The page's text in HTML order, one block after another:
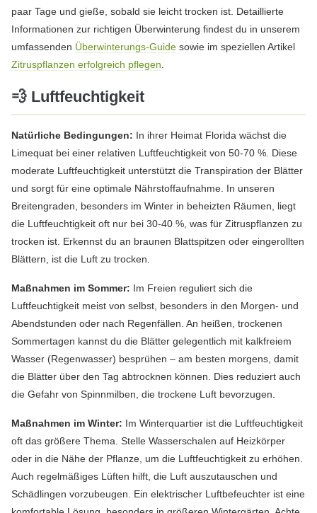
paar Tage und gieße, sobald sie leicht trocken ist. Detaillierte
Informationen zur richtigen Überwinterung findest du in unserem
umfassenden Überwinterungs-Guide sowie im speziellen Artikel
Zitruspflanzen erfolgreich pflegen
💨 Luftfeuchtigkeit
Natürliche Bedingungen: In ihrer Heimat Florida wächst die
Limequat bei einer relativen Luftfeuchtigkeit von 50-70 %. Diese
moderate Luftfeuchtigkeit unterstützt die Transpiration der Blätter
und sorgt für eine optimale Nährstoffaufnahme. In unseren
Breitengraden, besonders im Winter in beheizten Räumen, liegt
die Luftfeuchtigkeit oft nur bei 30-40 %, was für Zitruspflanzen zu
trocken ist. Erkennst du an braunen Blattspitzen oder eingerollten
Blättern, ist die Luft zu trocken.
Maßnahmen im Sommer: Im Freien reguliert sich die
Luftfeuchtigkeit meist von selbst, besonders in den Morgen- und
Abendstunden oder nach Regenfällen. An heißen, trockenen
Sommertagen kannst du die Blätter gelegentlich mit kalkfreiem
Wasser (Regenwasser) besprühen – am besten morgens, damit
die Blätter über den Tag abtrocknen können. Dies reduziert auch
die Gefahr von Spinnmilben, die trockene Luft bevorzugen.
Maßnahmen im Winter: Im Winterquartier ist die Luftfeuchtigkeit
oft das größere Thema. Stelle Wasserschalen auf Heizkörper
oder in die Nähe der Pflanze, um die Luftfeuchtigkeit zu erhöhen.
Auch regelmäßiges Lüften hilft, die Luft auszutauschen und
Schädlingen vorzubeugen. Ein elektrischer Luftbefeuchter ist eine